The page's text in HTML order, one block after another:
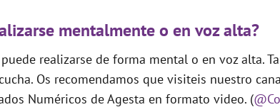
mentalmente o en voz alta?
realizarse de forma mental o en voz alta.
Os recomendamos que visiteis nuestro
Numéricos de Agesta en formato video. (